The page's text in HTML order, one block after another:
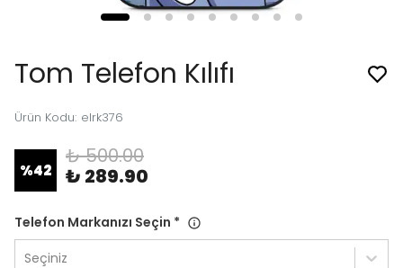
Tom Telefon Kılıfı
Ürün Kodu: elrk376
%42
₺ 500.00
₺ 289.90
Telefon Markanızı Seçin *
Seçiniz